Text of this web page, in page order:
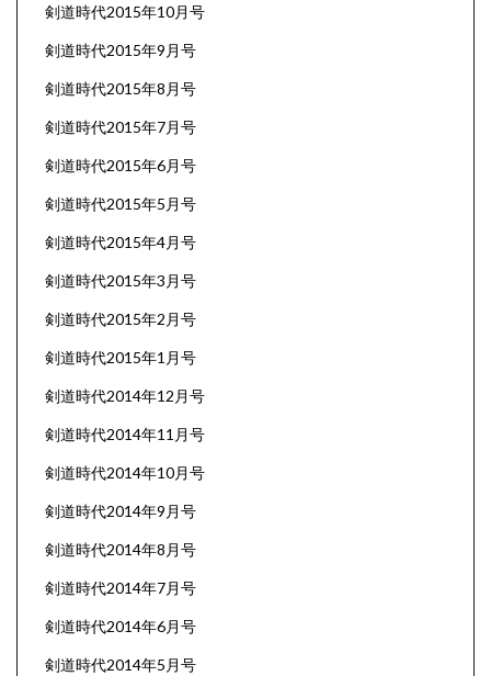
剣道時代2015年10月号
剣道時代2015年9月号
剣道時代2015年8月号
剣道時代2015年7月号
剣道時代2015年6月号
剣道時代2015年5月号
剣道時代2015年4月号
剣道時代2015年3月号
剣道時代2015年2月号
剣道時代2015年1月号
剣道時代2014年12月号
剣道時代2014年11月号
剣道時代2014年10月号
剣道時代2014年9月号
剣道時代2014年8月号
剣道時代2014年7月号
剣道時代2014年6月号
剣道時代2014年5月号